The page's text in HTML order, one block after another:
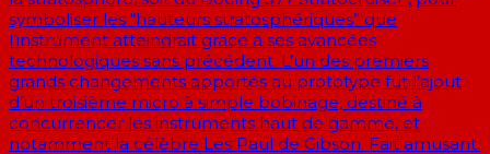
symboliser les “hauteurs stratosphériques” que
l’instrument atteindrait grâce à ses avancées
technologiques sans précédent. L’un des premiers
grands changements apportés au prototype fut l’ajout
d’un troisième micro à simple bobinage, destiné à
concurrencer les instruments haut de gamme, et
notamment la célèbre Les Paul de Gibson. Fait amusant: